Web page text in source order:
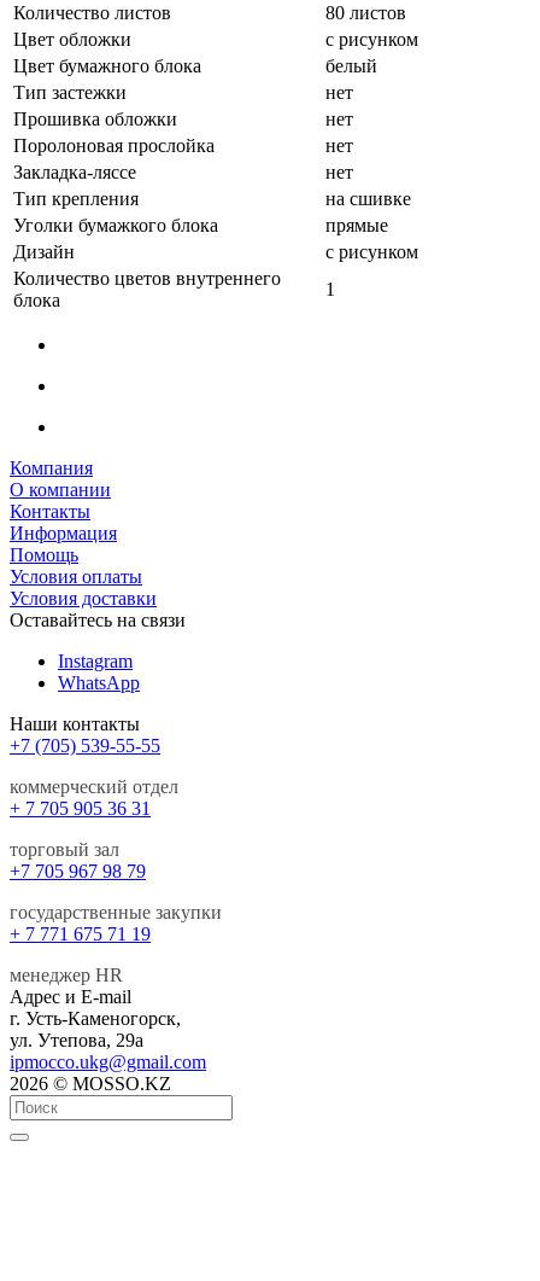
Количество листов
80 листов
Цвет обложки
с рисунком
Цвет бумажного блока
белый
Тип застежки
нет
Прошивка обложки
нет
Поролоновая прослойка
нет
Закладка-ляссе
нет
Тип крепления
на сшивке
Уголки бумажкого блока
прямые
Дизайн
с рисунком
Количество цветов внутреннего
блока
1
Компания
О компании
Контакты
Информация
Помощь
Условия оплаты
Условия доставки
Оставайтесь на связи
Instagram
WhatsApp
Наши контакты
+7 (705) 539-55-55
коммерческий отдел
+ 7 705 905 36 31
торговый зал
+7 705 967 98 79
государственные закупки
+ 7 771 675 71 19
менеджер HR
Адрес и E-mail
г. Усть-Каменогорск,
ул. Утепова, 29а
ipmocco.ukg@gmail.com
2026 © MOSSO.KZ